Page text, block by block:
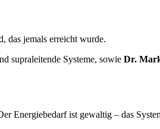
das jemals erreicht wurde.
supraleitende Systeme, sowie Dr.
Energiebedarf ist gewaltig – das